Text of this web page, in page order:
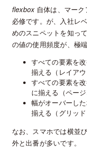
flexbox自体は、マーク
必修です。が、入社レ
めのスニペットを知っ
の値の使用頻度が、極
すべての要素を
揃える（レイアウ
すべての要素を
に揃える（ページ
幅がオーバーし
揃える（グリッド
なお、スマホでは横並
外と出番が多いです。